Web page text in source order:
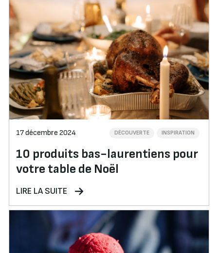
17 décembre 2024 DÉCOUVERTE INSPIRATION
10 produits bas-laurentiens pour
votre table de Noël
LIRE LA SUITE